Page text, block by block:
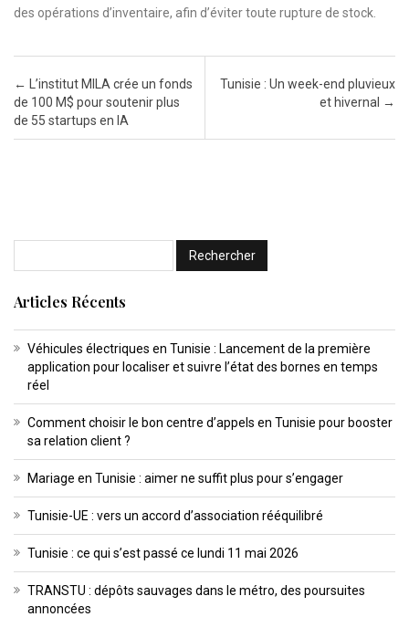
des opérations d’inventaire, afin d’éviter toute rupture de stock.
Post navigation
←
L’institut MILA crée un fonds
de 100 M$ pour soutenir plus
de 55 startups en IA
Tunisie : Un week-end pluvieux
et hivernal →
Articles Récents
Véhicules électriques en Tunisie : Lancement de la première
application pour localiser et suivre l’état des bornes en temps
réel
Comment choisir le bon centre d’appels en Tunisie pour booster
sa relation client ?
Mariage en Tunisie : aimer ne suffit plus pour s’engager
Tunisie-UE : vers un accord d’association rééquilibré
Tunisie : ce qui s’est passé ce lundi 11 mai 2026
TRANSTU : dépôts sauvages dans le métro, des poursuites
annoncées